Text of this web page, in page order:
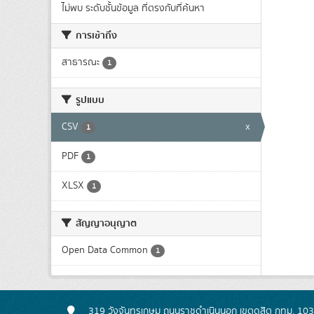
ไม่พบ ระดับชั้นข้อมูล ที่ตรงกับที่ค้นหา
การเข้าถึง
สาธารณะ 1
รูปแบบ
CSV 1 x
PDF 1
XLSX 1
สัญญาอนุญาต
Open Data Common 1
319 วังจันทรเกษม ถนนราชดำเนินนอก เขตดุสิต กทม.